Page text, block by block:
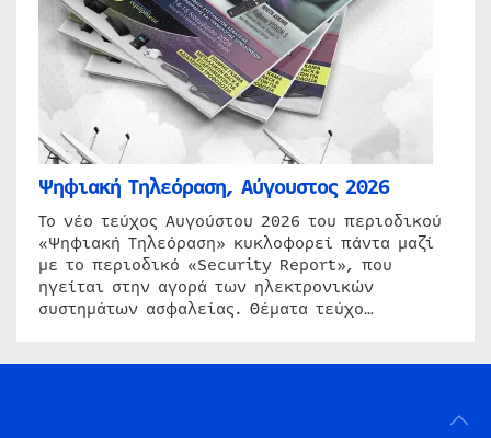
Ψηφιακή Τηλεόραση, Αύγουστος 2026
Το νέο τεύχος Αυγούστου 2026 του περιοδικού
«Ψηφιακή Τηλεόραση» κυκλοφορεί πάντα μαζί
με το περιοδικό «Security Report», που
ηγείται στην αγορά των ηλεκτρονικών
συστημάτων ασφαλείας. Θέματα τεύχο…